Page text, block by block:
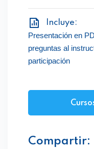
Incluye:
Presentación en
preguntas al
participación
Compartir: